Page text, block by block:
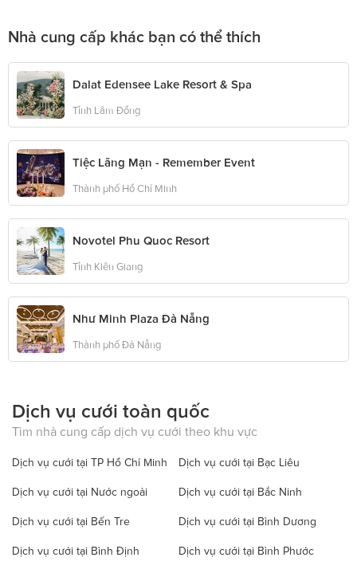
Nhà cung cấp khác bạn có thể thích
Dalat Edensee Lake Resort & Spa
Tỉnh Lâm Đồng
Tiệc Lãng Mạn - Remember Event
Thành phố Hồ Chí Minh
Novotel Phu Quoc Resort
Tỉnh Kiên Giang
Như Minh Plaza Đà Nẵng
Thành phố Đà Nẵng
Dịch vụ cưới toàn quốc
Tìm nhà cung cấp dịch vụ cưới theo khu vực
Dịch vụ cưới tại TP Hồ Chí Minh Dịch vụ cưới tại Bạc Liêu
Dịch vụ cưới tại Nước ngoài Dịch vụ cưới tại Bắc Ninh
Dịch vụ cưới tại Bến Tre Dịch vụ cưới tại Bình Dương
Dịch vụ cưới tại Bình Định Dịch vụ cưới tại Bình Phước